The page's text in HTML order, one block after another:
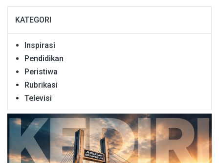
KATEGORI
Inspirasi
Pendidikan
Peristiwa
Rubrikasi
Televisi